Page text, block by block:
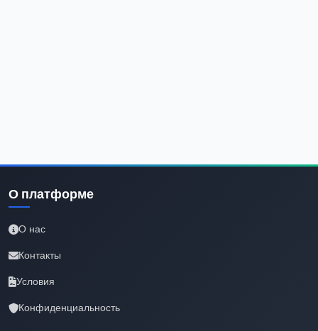
О платформе
О нас
Контакты
Условия
Конфиденциальность